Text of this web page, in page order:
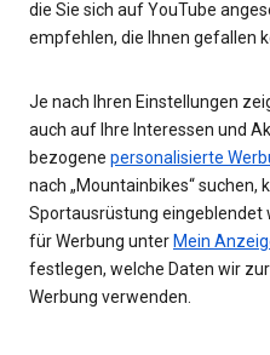
die Sie sich auf YouTube
empfehlen, die Ihnen gefallen
Je nach Ihren Einstellungen
auch auf Ihre Interessen und
bezogene personalisierte
nach „Mountainbikes“ suchen,
Sportausrüstung eingeblendet
für Werbung unterMein
festlegen, welche Daten wir
Werbung verwenden.